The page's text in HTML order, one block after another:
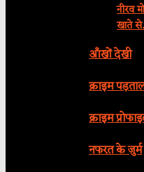
नीरव
खाते
आँखों देखी
क्राइम
क्राइम
नफरत के जुर्म